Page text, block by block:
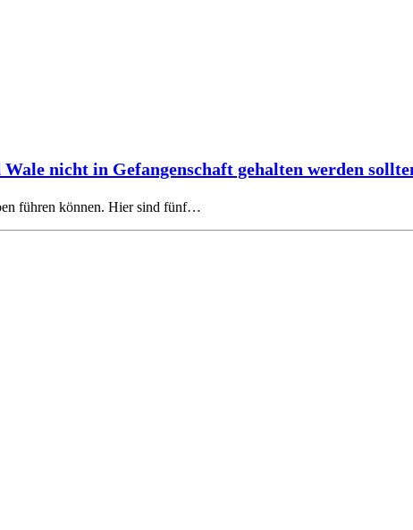
nicht in Gefangenschaft gehalten werden
führen können. Hier sind fünf…